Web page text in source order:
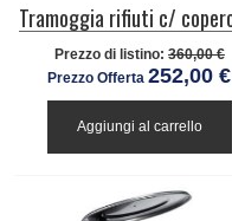
Prezzo di listino: 360,00 €
Prezzo Offerta 252,00 €
Aggiungi al carrello